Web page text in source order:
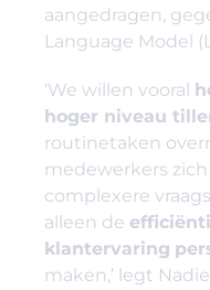
aangedragen,
Language Model
‘We willen vooral
hoger niveau
routinetaken
medewerkers
complexere
alleen de
klantervaring
maken,’ legt